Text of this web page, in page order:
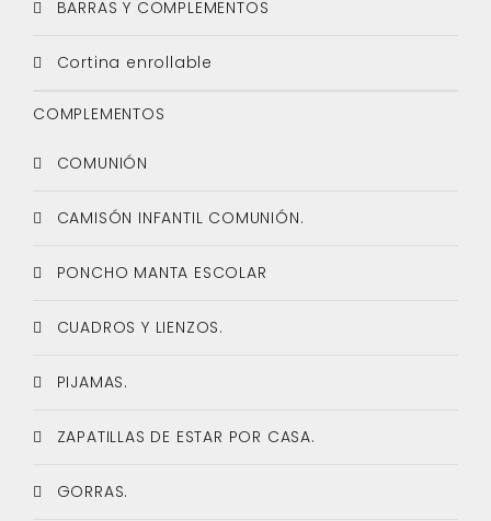
BARRAS Y COMPLEMENTOS
Cortina enrollable
COMPLEMENTOS
COMUNIÓN
CAMISÓN INFANTIL COMUNIÓN.
PONCHO MANTA ESCOLAR
CUADROS Y LIENZOS.
PIJAMAS.
ZAPATILLAS DE ESTAR POR CASA.
GORRAS.